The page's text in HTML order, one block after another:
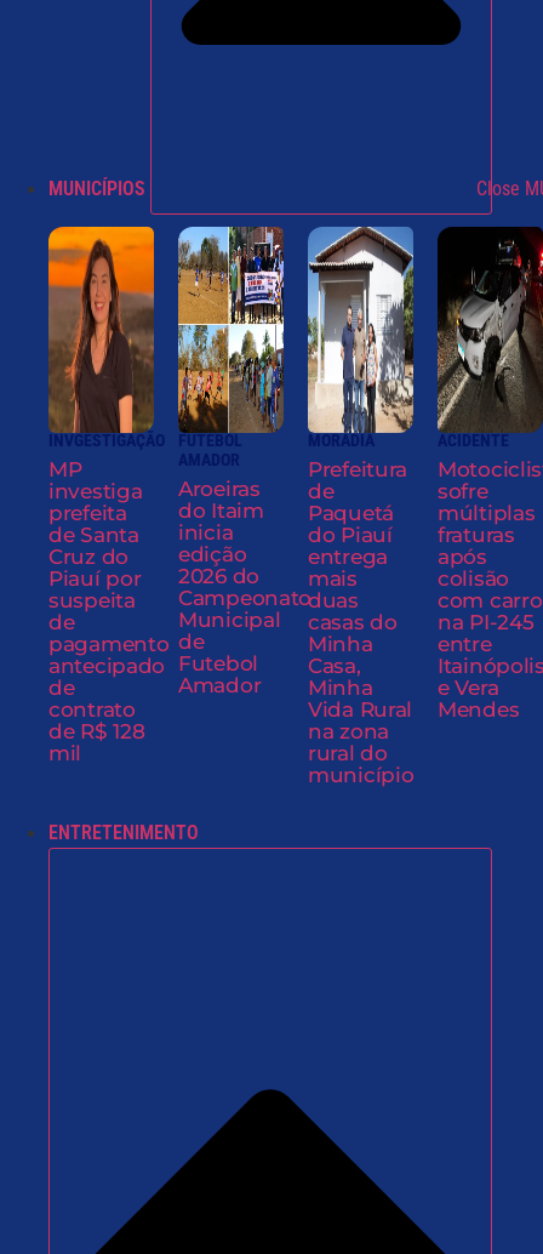
MUNICÍPIOS Close
INVGESTIGAÇÃO
MP
investiga
prefeita
de Santa
Cruz do
Piauí por
suspeita
de
pagamento
antecipado
de
contrato
de R$ 128
mil
FUTEBOL
AMADOR
Aroeiras
do Itaim
inicia
edição
2026 do
Campeonato
Municipal
de
Futebol
Amador
MORADIA
Prefeitura
de
Paquetá
do Piauí
entrega
mais
duas
casas do
Minha
Casa,
Minha
Vida Rural
na zona
rural do
município
ACIDENTE
sofre
múltiplas
fraturas
após
colisão
com carro
na PI-245
entre
e Vera
Mendes
ENTRETENIMENTO